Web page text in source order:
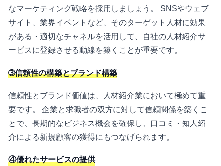
なマーケティング戦略を採用しましょう。 SNSやウェブ
サイト、業界イベントなど、そのターゲット人材に効果
がある・適切なチャネルを活用して、自社の人材紹介サ
ービスに登録させる動線を築くことが重要です。
➂信頼性の構築とブランド構築
信頼性とブランド価値は、人材紹介業において極めて重
要です。 企業と求職者の双方に対して信頼関係を築くこ
とで、長期的なビジネス機会を確保し、口コミ・知人紹
介による新規顧客の獲得にもつなげられます。
④優れたサービスの提供